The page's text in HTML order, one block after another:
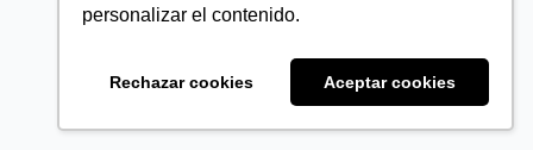
personalizar el contenido.
Rechazar cookies Aceptar cookies